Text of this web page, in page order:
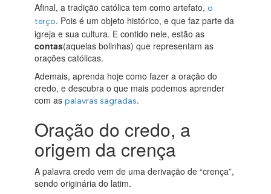
Afinal, a tradição católica tem como artefato,o
terço. Pois é um objeto histórico, e que faz parte da
igreja e sua cultura. E contido nele, estão as
contas(aquelas bolinhas) que representam as
orações católicas.
Ademais, aprenda hoje como fazer a oração do
credo, e descubra o que mais podemos aprender
com aspalavras sagradas.
Oração do credo, a
origem da crença
A palavra credo vem de uma derivação de “crença”,
sendo originária do latim.